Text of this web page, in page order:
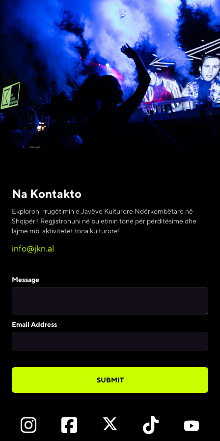
Na Kontakto
Ekploroni rrugëtimin e Javëve Kulturore Ndërkombëtare në
Shqipëri! Regjistrohuni në buletinin tonë për përditësime dhe
lajme mbi aktivitetet tona kulturore!
info@jkn.al
Message
Email Address